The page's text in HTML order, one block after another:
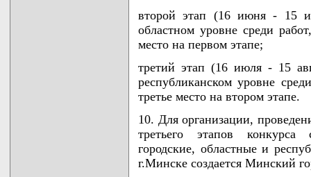
второй этап (16 июня - 15
областном уровне среди
место на первом этапе;
третий этап (16 июля - 15
республиканском уровне
третье место на втором этапе.
10. Для организации,
третьего этапов конкурса
городские, областные и
г.Минске создается Минский